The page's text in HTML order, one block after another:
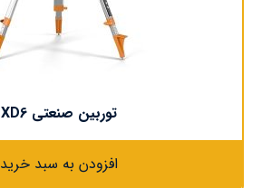
توربین صنعتی XD6
افزودن به سبد خرید